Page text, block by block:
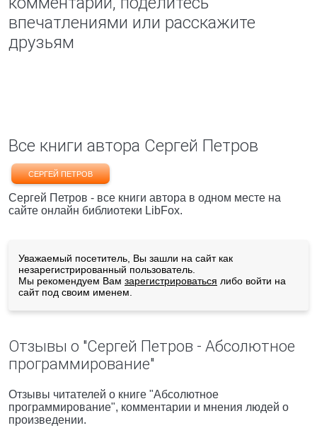
впечатлениями или расскажите
друзьям
Все книги автора Сергей Петров
СЕРГЕЙ ПЕТРОВ
Сергей Петров - все книги автора в одном месте на
сайте онлайн библиотеки LibFox.
Уважаемый посетитель, Вы зашли на сайт как
незарегистрированный пользователь.
Мы рекомендуем Вам зарегистрироваться либо войти на
сайт под своим именем.
Отзывы о "Сергей Петров - Абсолютное
программирование"
Отзывы читателей о книге "Абсолютное
программирование", комментарии и мнения людей о
произведении.